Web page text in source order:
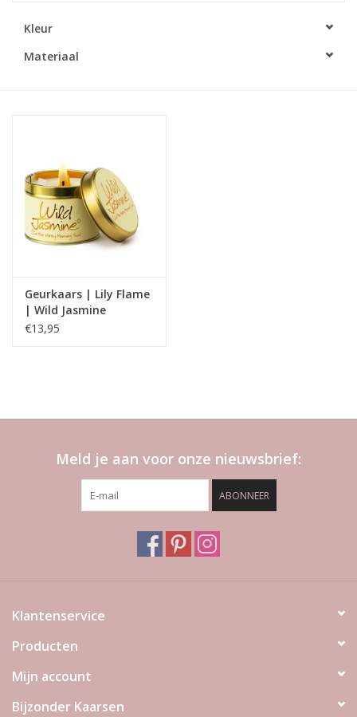
LED Kaarsen
Huisparfums
Sale
Merken
Kleur
Materiaal
Geurkaars | Lily Flame
| Wild Jasmine
€13,95
Meld je aan voor onze nieuwsbrief:
ABONNEER
Klantenservice
Producten
Mijn account
Bijzonder Kaarsen